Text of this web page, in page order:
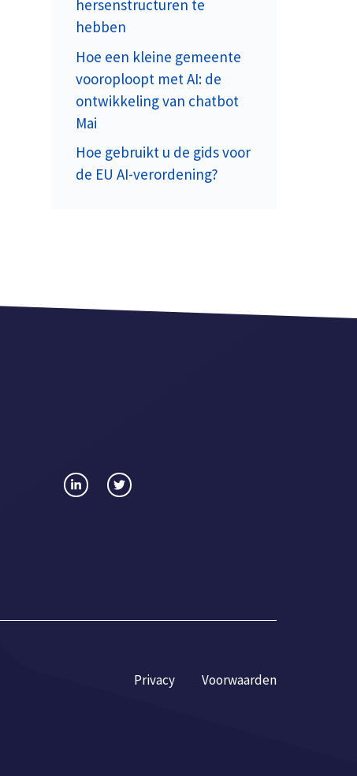
hersenstructuren te
hebben
Hoe een kleine gemeente
vooroploopt met AI: de
ontwikkeling van chatbot
Mai
Hoe gebruikt u de gids voor
de EU AI-verordening?
Privacy Voorwaarden